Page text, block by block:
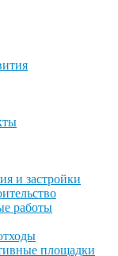
и застройки
работы
площадки